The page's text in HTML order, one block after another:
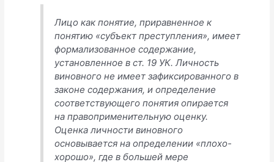
Лицо как понятие, приравненное к
понятию «субъект преступления», имеет
формализованное содержание,
установленное в ст. 19 УК. Личность
виновного не имеет зафиксированного в
законе содержания, и определение
соответствующего понятия опирается
на правоприменительную оценку.
Оценка личности виновного
основывается на определении «плохо-
хорошо», где в большей мере